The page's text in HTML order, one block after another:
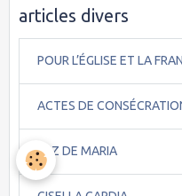
articles divers
POUR L’ÉGLISE ET LA
ACTES DE
LUZ DE MARIA